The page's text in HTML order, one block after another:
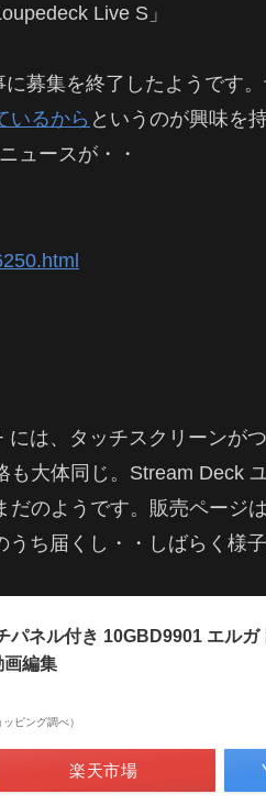
Live S」
募集を終了したようです
いるから というのが興味を
ュースが・・
は、タッチスクリーンが
大体同じ。Stream Deck
のようです。販売ページ
ち届くし・・しばらく様子
ネル付き 10GBD9901 エルガ
画編集
ピング調べ）
楽天市場